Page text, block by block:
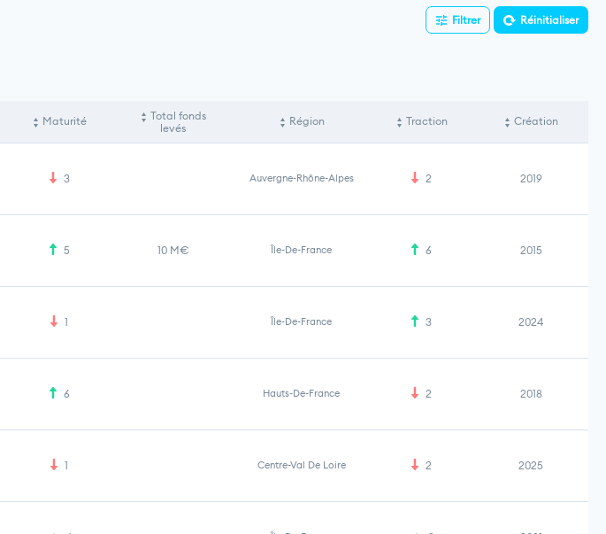
Filtrer Réinitialiser
Maturité
Total fonds
levés
Région Traction Création
3 Auvergne-Rhône-Alpes 2 2019
5 10 M€ Île-De-France 6 2015
1 Île-De-France 3 2024
6 Hauts-De-France 2 2018
1 Centre-Val De Loire 2 2025